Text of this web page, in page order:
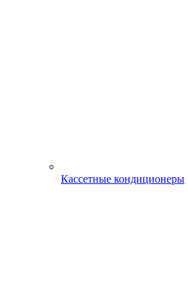
Кассетные кондиционеры